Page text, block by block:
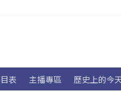
表 主播專區 歷史上的今